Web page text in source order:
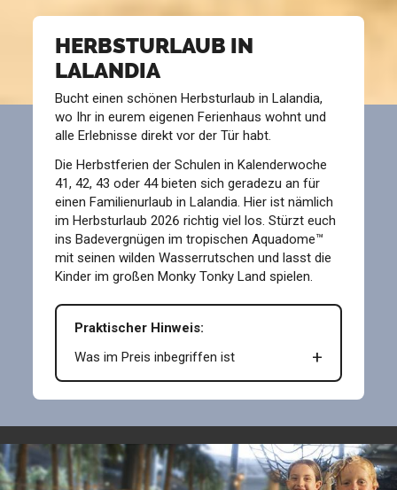
HERBSTURLAUB IN
LALANDIA
Bucht einen schönen Herbsturlaub in Lalandia,
wo Ihr in eurem eigenen Ferienhaus wohnt und
alle Erlebnisse direkt vor der Tür habt.
Die Herbstferien der Schulen in Kalenderwoche
41, 42, 43 oder 44 bieten sich geradezu an für
einen Familienurlaub in Lalandia. Hier ist nämlich
im Herbsturlaub 2026 richtig viel los. Stürzt euch
ins Badevergnügen im tropischen Aquadome™
mit seinen wilden Wasserrutschen und lasst die
Kinder im großen Monky Tonky Land spielen.
Praktischer Hinweis:
Was im Preis inbegriffen ist